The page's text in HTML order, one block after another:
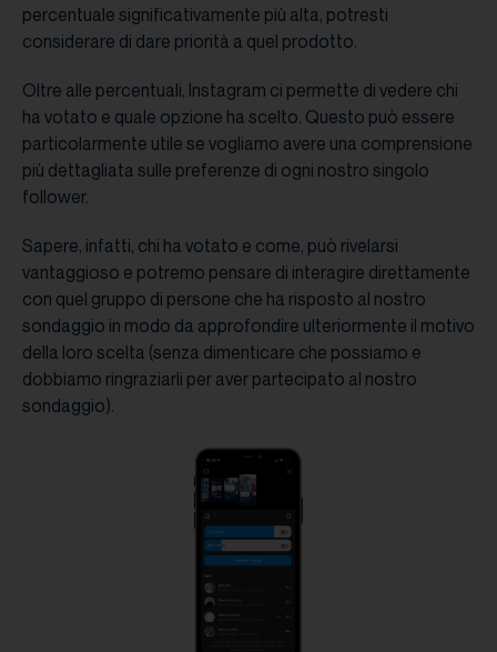
percentuale significativamente più alta, potresti
considerare di dare priorità a quel prodotto.
Oltre alle percentuali, Instagram ci permette di vedere chi
ha votato e quale opzione ha scelto. Questo può essere
particolarmente utile se vogliamo avere una comprensione
più dettagliata sulle preferenze di ogni nostro singolo
follower.
Sapere, infatti, chi ha votato e come, può rivelarsi
vantaggioso e potremo pensare di interagire direttamente
con quel gruppo di persone che ha risposto al nostro
sondaggio in modo da approfondire ulteriormente il motivo
della loro scelta (senza dimenticare che possiamo e
dobbiamo ringraziarli per aver partecipato al nostro
sondaggio).